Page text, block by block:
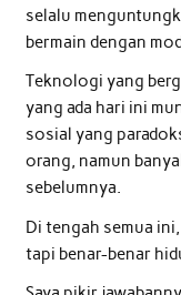
selalu
bermain dengan
Teknologi yang
yang ada hari ini
sosial yang
orang, namun
sebelumnya.
Di tengah semua
tapi benar-benar